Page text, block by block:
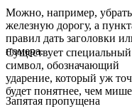
Можно, например, убрать
железную дорогу, а
правил дать заголовки
номера.
Существует специальный
символ, обозначающий
ударение, который уж
будет понятнее, чем
Запятая пропущена